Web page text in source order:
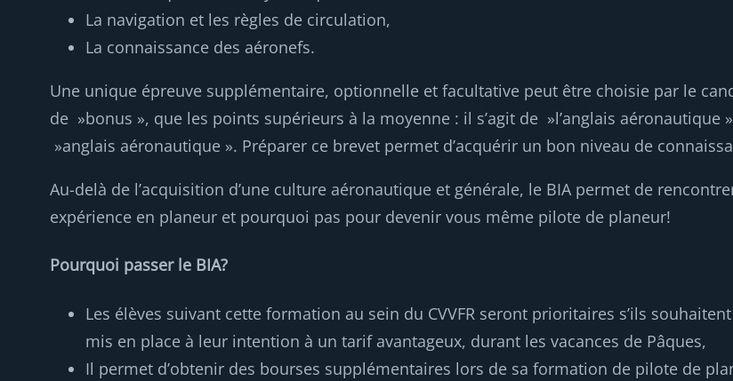
La navigation et les règles de circulation,
La connaissance des aéronefs.
Une unique épreuve supplémentaire, optionnelle et facultative peut être choisie par le
de »bonus », que les points supérieurs à la moyenne : il s’agit de »l’anglais aéronautique
»anglais aéronautique ». Préparer ce brevet permet d’acquérir un bon niveau de
Au-delà de l’acquisition d’une culture aéronautique et générale, le BIA permet de
expérience en planeur et pourquoi pas pour devenir vous même pilote de planeur!
Pourquoi passer le BIA?
Les élèves suivant cette formation au sein du CVVFR seront prioritaires s’ils
mis en place à leur intention à un tarif avantageux, durant les vacances de Pâques,
Il permet d’obtenir des bourses supplémentaires lors de sa formation de pilote de